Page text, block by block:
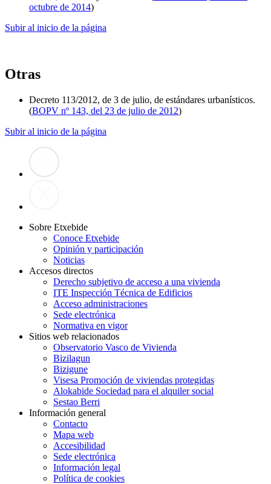
octubre de 2014)
Subir al inicio de la página
Otras
Decreto 113/2012, de 3 de julio, de estándares urbanísticos.
(BOPV nº 143, del 23 de julio de 2012)
Subir al inicio de la página
Sobre Etxebide
Conoce Etxebide
Opinión y participación
Noticias
Accesos directos
Derecho subjetivo de acceso a una vivienda
ITE Inspección Técnica de Edificios
Acceso administraciones
Sede electrónica
Normativa en vigor
Sitios web relacionados
Observatorio Vasco de Vivienda
Bizilagun
Bizigune
Visesa Promoción de viviendas protegidas
Alokabide Sociedad para el alquiler social
Sestao Berri
Información general
Contacto
Mapa web
Accesibilidad
Sede electrónica
Información legal
Política de cookies